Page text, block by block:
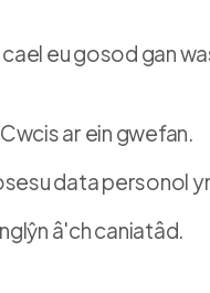
eu gosod gan
ar ein gwefan.
data personol
â'ch caniatâd.